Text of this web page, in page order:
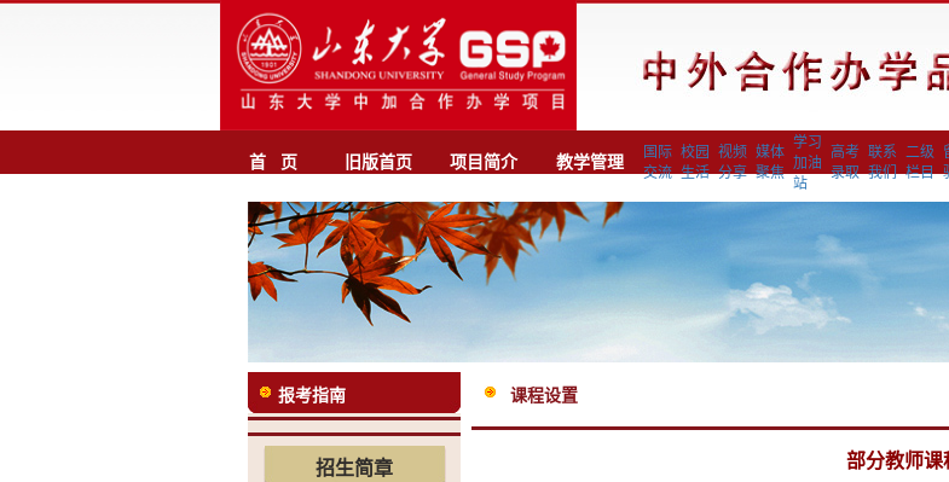
首 页 旧版首页 项目简介 教学管理
国际
交流
校园
生活
视频
分享
媒体
聚焦
学习
加油
站
高考
录取
联系
我们
二级
栏目
报考指南
招生简章
课程设置
部分教师课